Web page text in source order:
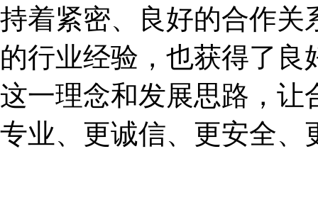
持着紧密、良好的合作关
的行业经验，也获得了
这一理念和发展思路，让
专业、更诚信、更安全、